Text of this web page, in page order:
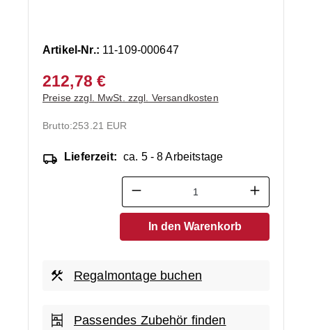
Artikel-Nr.: 11-109-000647
212,78 €
Preise zzgl. MwSt. zzgl. Versandkosten
Brutto:253.21 EUR
Lieferzeit: ca. 5 - 8 Arbeitstage
Produkt Anzahl: Gib den
In den Warenkorb
Regalmontage buchen
Passendes Zubehör finden